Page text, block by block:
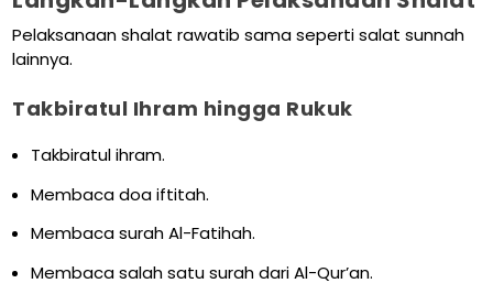
Pelaksanaan shalat rawatib sama seperti salat sunnah
lainnya.
Takbiratul Ihram hingga Rukuk
Takbiratul ihram.
Membaca doa iftitah.
Membaca surah Al-Fatihah.
Membaca salah satu surah dari Al-Qur’an.